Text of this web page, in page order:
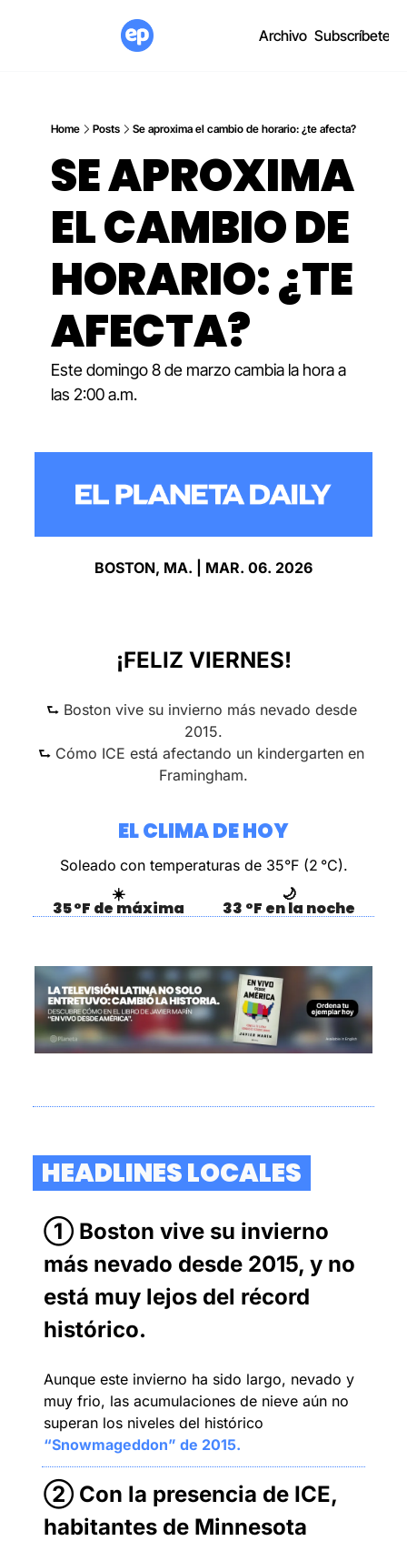
Archivo Subscríbete
Home Posts Se aproxima el cambio de horario: ¿te afecta?
SE APROXIMA
EL CAMBIO DE
HORARIO: ¿TE
AFECTA?
Este domingo 8 de marzo cambia la hora a
las 2:00 a.m.
BOSTON, MA. | MAR. 06. 2026
¡FELIZ VIERNES!
⮑ Boston vive su invierno más nevado desde
2015.
⮑ Cómo ICE está afectando un kindergarten en
Framingham.
EL CLIMA DE HOY
Soleado con temperaturas de 35°F (2 °C).
☀️
35 °F de máxima
🌙
33 °F en la noche
  HEADLINES LOCALES
① Boston vive su invierno
más nevado desde 2015, y no
está muy lejos del récord
histórico.
Aunque este invierno ha sido largo, nevado y
muy frio, las acumulaciones de nieve aún no
“Snowmageddon” de 2015.
② Con la presencia de ICE,
habitantes de Minnesota